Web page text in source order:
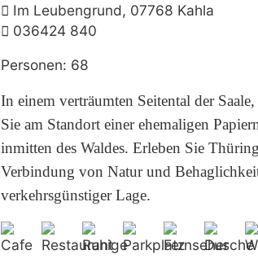
Im Leubengrund, 07768 Kahla
036424 840
Personen: 68
In einem verträumten Seitental der
Sie am Standort einer ehemaligen
inmitten des Waldes. Erleben Sie
Verbindung von Natur und
verkehrsgünstiger Lage.